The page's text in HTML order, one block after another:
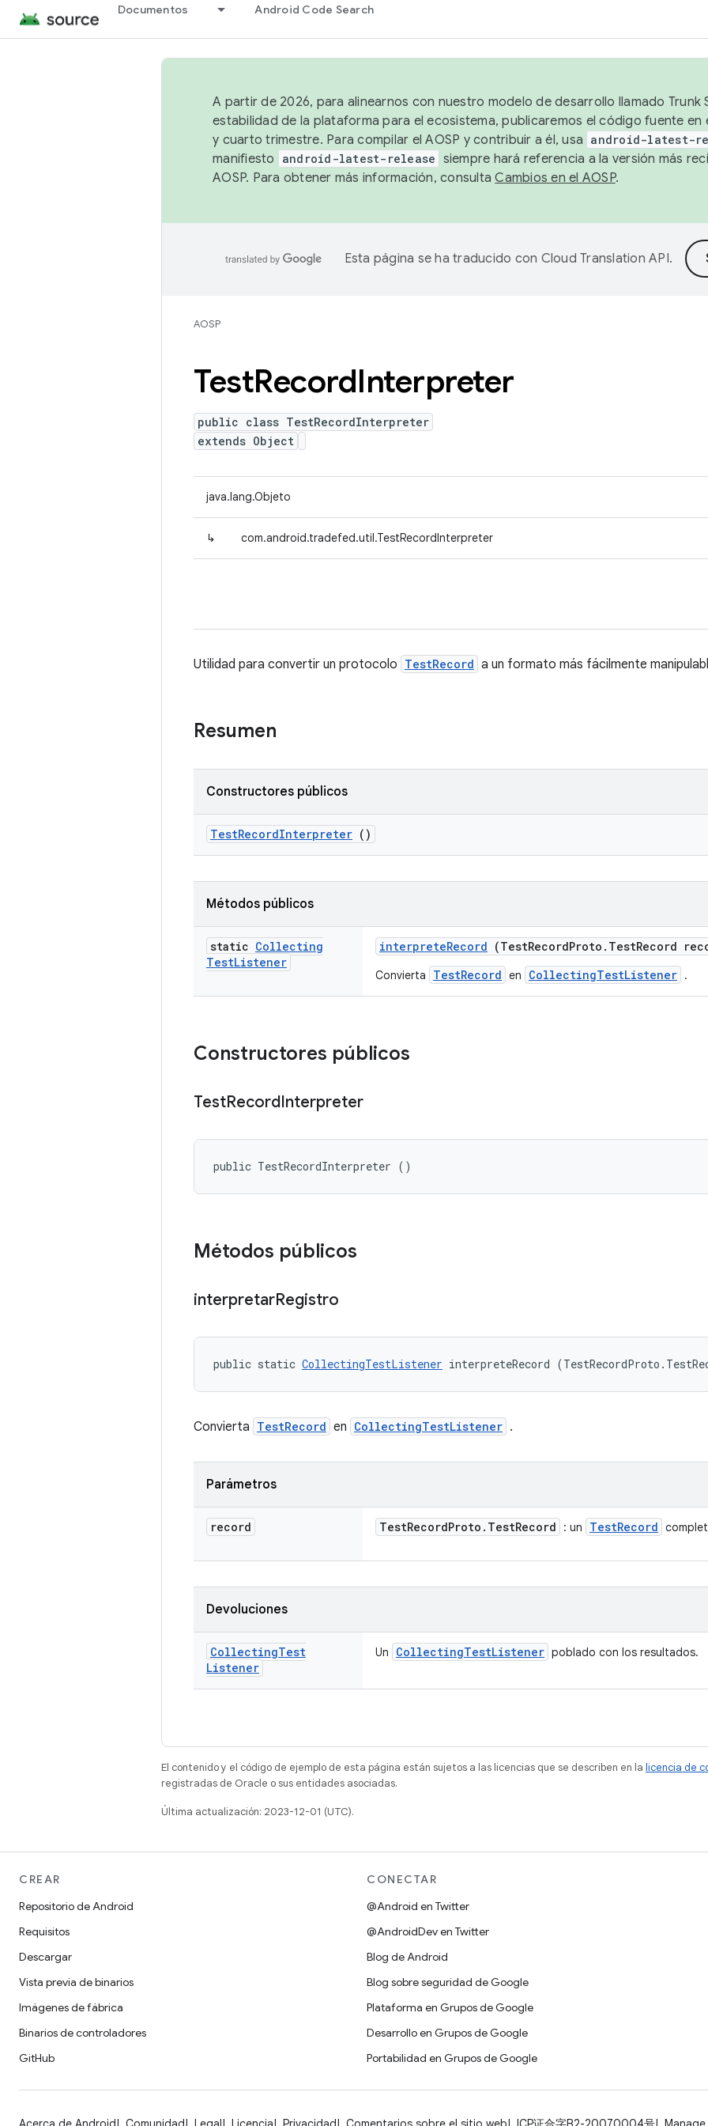
Documentos Android Code Search
A partir de 2026, para alinearnos con nuestro modelo de desarrollo llamado Trunk
estabilidad de la plataforma para el ecosistema, publicaremos el código fuente en
y cuarto trimestre. Para compilar el AOSP y contribuir a él, usa android-latest-
manifiesto android-latest-release siempre hará referencia a la versión más
AOSP. Para obtener más información, consultaCambios en el AOSP.
Esta página se ha traducido con Cloud Translation API.
AOSP
TestRecordInterpreter
public class TestRecordInterpreter
extends Object
java.lang.Objeto
↳ com.android.tradefed.util.TestRecordInterpreter
Utilidad para convertir un protocolo TestRecord a un formato más fácilmente
Resumen
Constructores públicos
TestRecordInterpreter ()
Métodos públicos
static Collecting
TestListener
interpreteRecord (TestRecordProto . TestRecord
Convierta TestRecord en CollectingTestListener .
Constructores públicos
TestRecordInterpreter
public TestRecordInterpreter ()
Métodos públicos
interpretarRegistro
public static CollectingTestListener interpreteRecord
Convierta TestRecord en CollectingTestListener .
Parámetros
record TestRecordProto . TestRecord : un TestRecord
Devoluciones
CollectingTest
Listener
Un CollectingTestListener poblado con los resultados.
El contenido y el código de ejemplo de esta página están sujetos a las licencias que se describen en la licencia de
registradas de Oracle o sus entidades asociadas.
Última actualización: 2023-12-01 (UTC).
CREAR
Repositorio de Android
Requisitos
Descargar
Vista previa de binarios
Imágenes de fábrica
Binarios de controladores
GitHub
CONECTAR
@Android en Twitter
@AndroidDev en Twitter
Blog de Android
Blog sobre seguridad de Google
Plataforma en Grupos de Google
Desarrollo en Grupos de Google
Portabilidad en Grupos de Google